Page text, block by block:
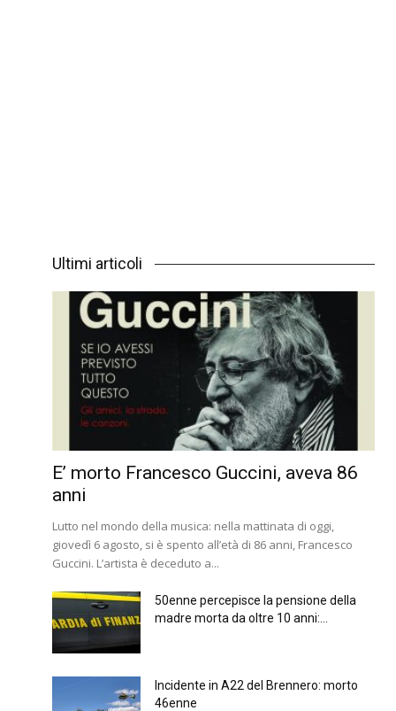
Ultimi articoli
E’ morto Francesco Guccini, aveva 86
anni
Lutto nel mondo della musica: nella mattinata di oggi,
giovedì 6 agosto, si è spento all’età di 86 anni, Francesco
Guccini. L’artista è deceduto a...
50enne percepisce la pensione della
madre morta da oltre 10 anni:...
Incidente in A22 del Brennero: morto
46enne